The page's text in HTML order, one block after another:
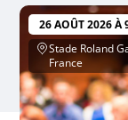
26 AOÛT 2026 À
Stade Roland
France